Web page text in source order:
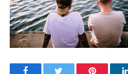
Facebook Pinterest